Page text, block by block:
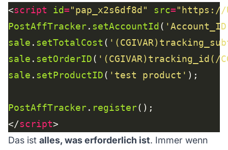
<script id="pap_x2s6df8d" src="https://
PostAffTracker. setAccountId(
sale . setTotalCost (
sale . setOrderID( '(CGIVAR)tracking_id(/
sale . setProductID( 'test product'
PostAffTracker. register
</script
Das ist alles, was erforderlich ist. Immer wenn